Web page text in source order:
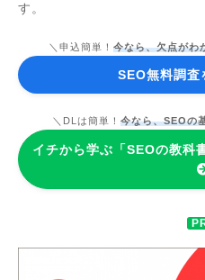
す。
＼申込簡単！ 今なら、欠点がわ
SEO無料調査
＼DLは簡単！ 今なら、SEOの
イチから学ぶ「SEOの教科